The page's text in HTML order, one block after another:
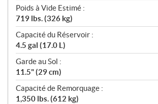
Poids à Vide Estimé :
719 lbs. (326 kg)
Capacité du Réservoir :
4.5 gal (17.0 L)
Garde au Sol :
11.5" (29 cm)
Capacité de Remorquage :
1,350 lbs. (612 kg)